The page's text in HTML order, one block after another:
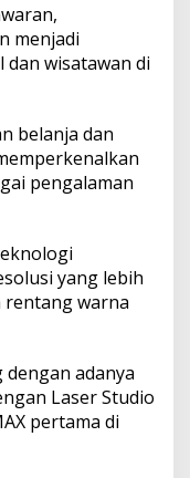
menjadi
wisatawan di
belanja dan
pengalaman
yang lebih
rentang warna
adanya
Laser Studio
pertama di